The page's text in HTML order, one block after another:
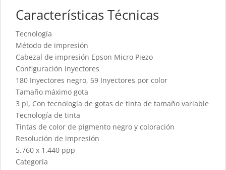
Características Técnicas
Tecnología
Método de impresión
Cabezal de impresión Epson Micro Piezo
Configuración inyectores
180 Inyectores negro, 59 Inyectores por color
Tamaño máximo gota
3 pl, Con tecnología de gotas de tinta de tamaño variable
Tecnología de tinta
Tintas de color de pigmento negro y coloración
Resolución de impresión
5.760 x 1.440 ppp
Categoría